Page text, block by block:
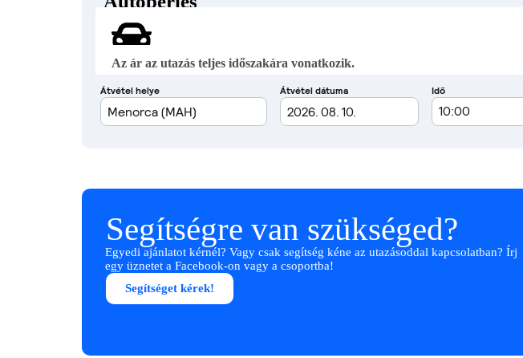
Az ár az utazás teljes időszakára vonatkozik.
Segítségre van szükséged?
Egyedi ajánlatot kérnél? Vagy csak segítség kéne az utazásoddal kapcsolatban? Írj
egy üznetet a Facebook-on vagy a csoportba!
Segítséget kérek!